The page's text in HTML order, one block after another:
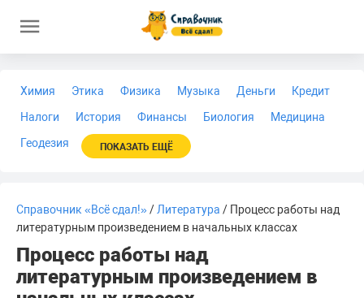
Химия Этика Физика Музыка Деньги
Кредит
Налоги
История Финансы Биология
Медицина
Геодезия
ПОКАЗАТЬ ЕЩЁ
Справочник «Всё сдал!»/ Литература / Процесс работы над
литературным произведением в начальных классах
Процесс работы над
литературным произведением в